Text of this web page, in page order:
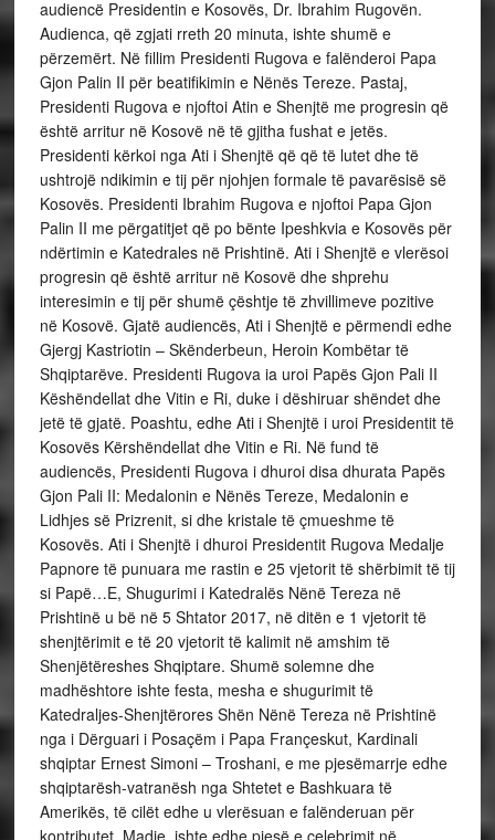
audiencë Presidentin e Kosovës, Dr. Ibrahim Rugovën.
Audienca, që zgjati rreth 20 minuta, ishte shumë e
përzemërt. Në fillim Presidenti Rugova e falënderoi Papa
Gjon Palin II për beatifikimin e Nënës Tereze. Pastaj,
Presidenti Rugova e njoftoi Atin e Shenjtë me progresin që
është arritur në Kosovë në të gjitha fushat e jetës.
Presidenti kërkoi nga Ati i Shenjtë që që të lutet dhe të
ushtrojë ndikimin e tij për njohjen formale të pavarësisë së
Kosovës. Presidenti Ibrahim Rugova e njoftoi Papa Gjon
Palin II me përgatitjet që po bënte Ipeshkvia e Kosovës për
ndërtimin e Katedrales në Prishtinë. Ati i Shenjtë e vlerësoi
progresin që është arritur në Kosovë dhe shprehu
interesimin e tij për shumë çështje të zhvillimeve pozitive
në Kosovë. Gjatë audiencës, Ati i Shenjtë e përmendi edhe
Gjergj Kastriotin – Skënderbeun, Heroin Kombëtar të
Shqiptarëve. Presidenti Rugova ia uroi Papës Gjon Pali II
Këshëndellat dhe Vitin e Ri, duke i dëshiruar shëndet dhe
jetë të gjatë. Poashtu, edhe Ati i Shenjtë i uroi Presidentit të
Kosovës Kërshëndellat dhe Vitin e Ri. Në fund të
audiencës, Presidenti Rugova i dhuroi disa dhurata Papës
Gjon Pali II: Medalonin e Nënës Tereze, Medalonin e
Lidhjes së Prizrenit, si dhe kristale të çmueshme të
Kosovës. Ati i Shenjtë i dhuroi Presidentit Rugova Medalje
Papnore të punuara me rastin e 25 vjetorit të shërbimit të tij
si Papë…E, Shugurimi i Katedralës Nënë Tereza në
Prishtinë u bë në 5 Shtator 2017, në ditën e 1 vjetorit të
shenjtërimit e të 20 vjetorit të kalimit në amshim të
Shenjëtëreshes Shqiptare. Shumë solemne dhe
madhështore ishte festa, mesha e shugurimit të
Katedraljes-Shenjtërores Shën Nënë Tereza në Prishtinë
nga i Dërguari i Posaçëm i Papa Françeskut, Kardinali
shqiptar Ernest Simoni – Troshani, e me pjesëmarrje edhe
shqiptarësh-vatranësh nga Shtetet e Bashkuara të
Amerikës, të cilët edhe u vlerësuan e falënderuan për